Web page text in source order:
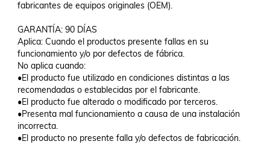
fabricantes de equipos originales (OEM).
GARANTÍA: 90 DÍAS
Aplica: Cuando el productos presente fallas en su
funcionamiento y/o por defectos de fábrica.
No aplica cuando:
•El producto fue utilizado en condiciones distintas a las
recomendadas o establecidas por el fabricante.
•El producto fue alterado o modificado por terceros.
•Presenta mal funcionamiento a causa de una instalación
incorrecta.
•El producto no presente falla y/o defectos de fabricación.